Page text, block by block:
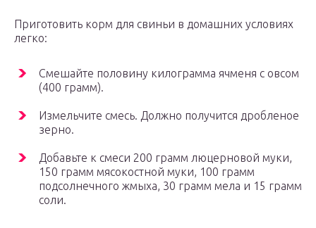
Приготовить корм для свиньи в домашних условиях
легко:
Смешайте половину килограмма ячменя с овсом
(400 грамм).
Измельчите смесь. Должно получится дробленое
зерно.
Добавьте к смеси 200 грамм люцерновой муки,
150 грамм мясокостной муки, 100 грамм
подсолнечного жмыха, 30 грамм мела и 15 грамм
соли.